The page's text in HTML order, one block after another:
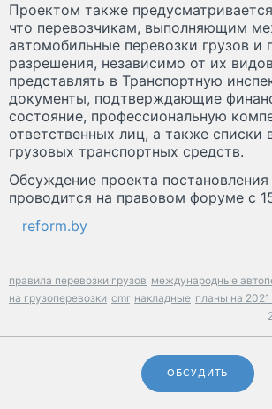
Проектом также
что перевозчикам, выполняющим
автомобильные перевозки грузов
разрешения, независимо от их
представлять в Транспортную
документы, подтверждающие
состояние, профессиональную
ответственных лиц, а также списки
грузовых транспортных средств.
Обсуждение проекта
проводится на правовом форуме с
reform.by
правила перевозки грузов международные
на грузоперевозки cmr накладные планы на 2021
ОБСУДИТЬ